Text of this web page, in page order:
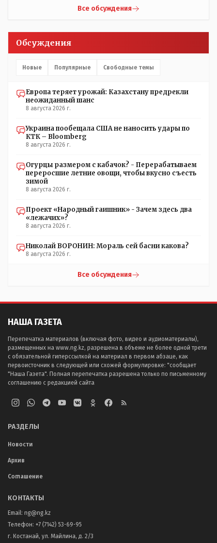
НЕОДНОКРАТНО, указывал и многократно на недостатки
Назарбая и предлагал ему самому ДОБРОВОЛЬНО уйти с
Все обсуждения
Обсуждения
Новые Популярные Свободные темы
Европа теряет урожай: Казахстану предрекли
неожиданный шанс
8 августа 2026 г.
Украина пообещала США не наносить удары по
КТК – Bloomberg
8 августа 2026 г.
Огурцы размером с кабачок? - Перерабатываем
переросшие летние овощи, чтобы вкусно съесть
зимой
8 августа 2026 г.
Проект «Народный гаишник» - Зачем здесь два
«лежачих»?
8 августа 2026 г.
Николай ВОРОНИН: Мораль сей басни какова?
8 августа 2026 г.
Все обсуждения
НАША ГАЗЕТА
Перепечатка материалов (включая фото, видео и аудиоматериалы),
размещенных на www.ng.kz, разрешена в объеме не более одной трети
с обязательной гиперссылкой на материал в первом абзаце, как
первоисточник в следующей или схожей формулировке: "сообщает
"Наша Газета". Полная перепечатка разрешена только по письменному
соглашению с редакцией сайта
РАЗДЕЛЫ
Новости
Архив
Соглашение
КОНТАКТЫ
Email: ng@ng.kz
Телефон: +7 (7142) 53-69-95
г. Костанай, ул. Майлина, д. 2/3